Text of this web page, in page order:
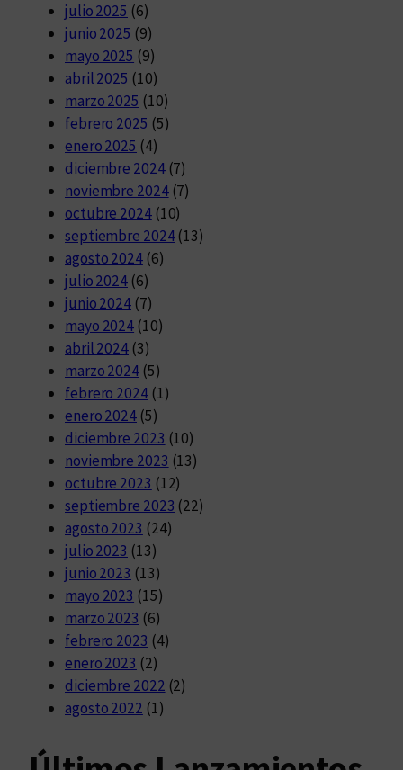
julio 2025 (6)
junio 2025 (9)
mayo 2025 (9)
abril 2025 (10)
marzo 2025 (10)
febrero 2025 (5)
enero 2025 (4)
diciembre 2024(7)
noviembre 2024(7)
octubre 2024(10)
septiembre 2024(13)
agosto 2024(6)
julio 2024 (6)
junio 2024 (7)
mayo 2024 (10)
abril 2024 (3)
marzo 2024 (5)
febrero 2024(1)
enero 2024 (5)
diciembre 2023 (10)
noviembre 2023 (13)
octubre 2023 (12)
septiembre 2023 (22)
agosto 2023 (24)
julio 2023 (13)
junio 2023 (13)
mayo 2023 (15)
marzo 2023 (6)
febrero 2023 (4)
enero 2023 (2)
diciembre 2022 (2)
agosto 2022 (1)